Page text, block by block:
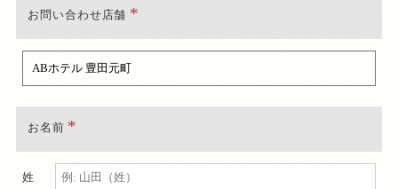
お問い合わせ店舗
お名前
姓